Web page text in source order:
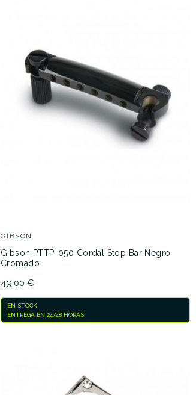
GIBSON
Gibson PTTP-050 Cordal Stop Bar Negro
Cromado
49,00 €
EN STOCK
ENTREGA EN 24/48 HORAS